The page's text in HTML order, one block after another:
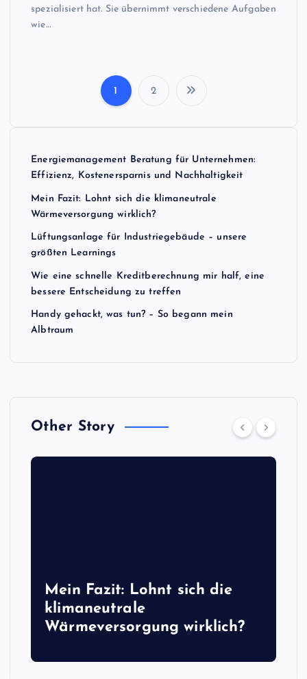
spezialisiert hat. Sie übernimmt verschiedene Aufgaben
wie…
i
t
e
n
n
1 2
Energiemanagement Beratung für Unternehmen:
Effizienz, Kostenersparnis und Nachhaltigkeit
Mein Fazit: Lohnt sich die klimaneutrale
Wärmeversorgung wirklich?
Lüftungsanlage für Industriegebäude – unsere
größten Learnings
Wie eine schnelle Kreditberechnung mir half, eine
bessere Entscheidung zu treffen
Handy gehackt, was tun? – So begann mein
Albtraum
Other Story
Mein Fazit: Lohnt sich die
klimaneutrale
Wärmeversorgung wirklich?